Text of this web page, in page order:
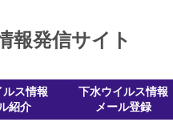
報発信サイト
ス情報
紹介
下水ウイルス情報
メール登録